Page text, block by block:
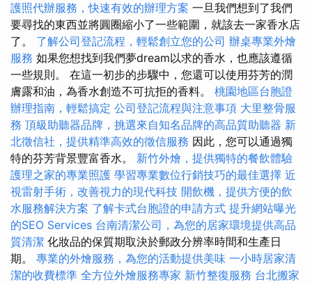
護照代辦服務，快速有效的辦理方案 一旦我們想到了我們
要尋找的東西並將圓圈縮小了一些範圍，就該去一家香水店
了。 了解公司登記流程，輕鬆創立您的公司 辦桌專業外燴
服務 如果您想找到我們夢dream以求的香水，也應該遵循
一些規則。 在這一初步的步驟中，您還可以使用芬芳的潤
膚露和油，為香水創造不可抗拒的香料。 桃園地區台胞證
辦理指南，輕鬆搞定 公司登記流程與注意事項 大里整骨服
務 頂級助聽器品牌，挑選來自知名品牌的高品質助聽器 新
北徵信社，提供精準高效的徵信服務 因此，您可以通過獨
特的芬芳背景豐富香水。 新竹外燴，提供獨特的餐飲體驗
護理之家的專業照護 學習專業數位行銷技巧的最佳選擇 近
視雷射手術，改善視力的現代科技 開飲機，提供方便的飲
水服務解決方案 了解卡式台胞證的申請方式 提升網站曝光
的SEO Services 台南清潔公司，為您的居家環境提供高品
質清潔 化妝品的保質期取決於郵政分辨率時間和生產日
期。 專業的外燴服務，為您的活動提供美味 一小時居家清
潔的收費標準 全方位外燴服務專家 新竹整復服務 台北搬家